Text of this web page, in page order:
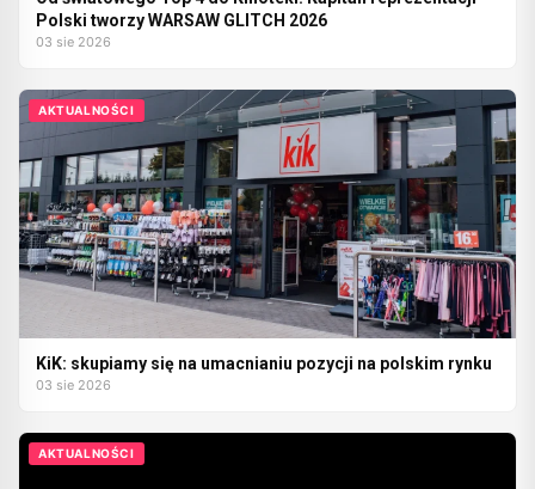
Polski tworzy WARSAW GLITCH 2026
03 sie 2026
AKTUALNOŚCI
KiK: skupiamy się na umacnianiu pozycji na polskim rynku
03 sie 2026
AKTUALNOŚCI